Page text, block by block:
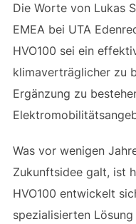
Die Worte von Lukas
EMEA bei UTA
HVO100 sei ein
klimaverträglicher zu
Ergänzung zu
Was vor wenigen
Zukunftsidee galt, ist
HVO100 entwickelt
spezialisierten